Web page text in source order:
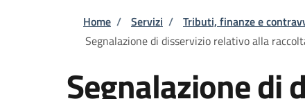
Briciole di pane
Home / Servizi / Tributi, finanze e
Segnalazione di disservizio relativo alla
Segnalazione di